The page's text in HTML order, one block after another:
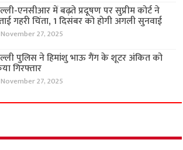
एनसीआर में बढ़ते प्रदूषण पर सुप्रीम कोर्ट ने
गहरी चिंता, 1 दिसंबर को होगी अगली सुनवाई
November 27, 2025
पुलिस ने हिमांशु भाऊ गैंग के शूटर अंकित को
गिरफ्तार
November 27, 2025